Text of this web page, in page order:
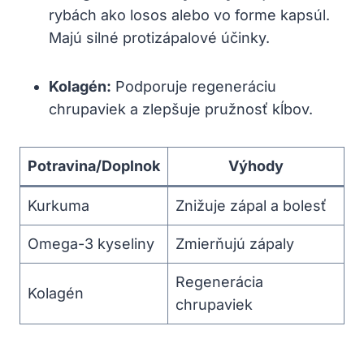
rybách ako losos alebo vo forme kapsúl.
Majú silné protizápalové účinky.
Kolagén: Podporuje regeneráciu
chrupaviek a zlepšuje pružnosť kĺbov.
Potravina/Doplnok Výhody
Kurkuma Znižuje zápal a bolesť
Omega-3 kyseliny Zmierňujú zápaly
Kolagén
Regenerácia
chrupaviek